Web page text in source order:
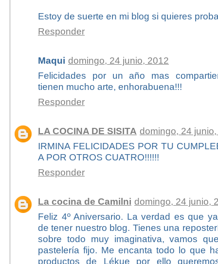
Estoy de suerte en mi blog si quieres
Responder
Maqui domingo, 24 junio, 2012
Felicidades por un año mas
tienen mucho arte, enhorabuena!!!
Responder
LA COCINA DE SISITA domingo, 24
IRMINA FELICIDADES POR TU
A POR OTROS CUATRO!!!!!!
Responder
La cocina de Camilni domingo, 24 junio,
Feliz 4º Aniversario. La verdad es que
de tener nuestro blog. Tienes una
sobre todo muy imaginativa, vamos
pastelería fijo. Me encanta todo lo que
productos de Lékue por ello